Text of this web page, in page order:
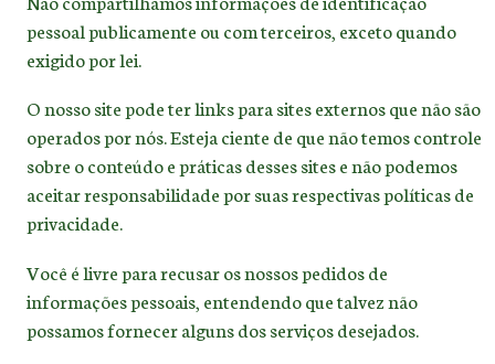
pessoal publicamente ou com terceiros, exceto quando
exigido por lei.
O nosso site pode ter links para sites externos que não são
operados por nós. Esteja ciente de que não temos controle
sobre o conteúdo e práticas desses sites e não podemos
aceitar responsabilidade por suas respectivas políticas de
privacidade.
Você é livre para recusar os nossos pedidos de
informações pessoais, entendendo que talvez não
possamos fornecer alguns dos serviços desejados.